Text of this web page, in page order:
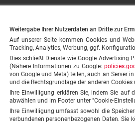
Weitergabe Ihrer Nutzerdaten an Dritte zur
Auf unserer Seite kommen Cookies und
Tracking, Analytics, Werbung, ggf.
Dies schließt Dienste wie Google Advertising
(Nähere Informationen zu Google:
von Google und Meta) teilen, auch an Server
und die Rechtsgrundlage der anderen
Ihre Einwilligung erklären Sie, indem Sie auf
abwählen und im Footer unter "Cookie-
Ihre Einwilligung umfasst sowohl die
verbundenen personenbezogenen Daten. Sie